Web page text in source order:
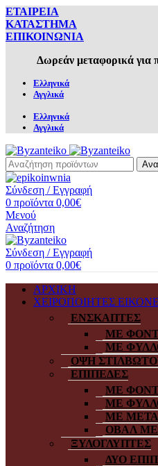
ΕΤΑΙΡΕΙΑ
ΚΑΤΑΣΤΗΜΑ
ΕΠΙΚΟΙΝΩΝΙΑ
Δωρεάν μεταφορικά για
Ελληνικά
Αγγλικά
Ελληνικά
Αγγλικά
Σύνδεση / Εγγραφή
0 προϊόντα 0,00€
Μενού
Αναζήτηση
Σύνδεση / Εγγραφή
0 προϊόντα 0,00€
ΑΡΧΙΚΗ
ΧΕΙΡΟΠΟΙΗΤΕΣ
ΕΝΣΚΑΠΤΕΣ
ΜΕ
ΜΕ
ΟΨΗ
ΕΠΙΠΕΔΕΣ
ΜΕ
ΜΕ
ΜΕ
ΟΒΑΛ ΜΕ
ΞΥΛΟΓΛΥΠΤΕΣ
ΔΥΟ